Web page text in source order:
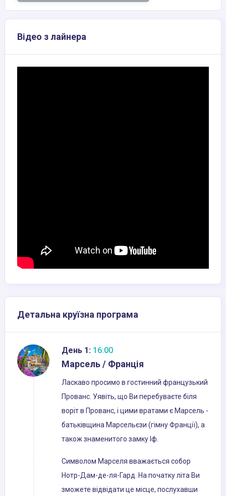
Відео з лайнера
Детальна круїзна програма
День 1: 16:00
Марсель / Франція
Ласкаво просимо в гостинний французький
Прованс. Уявіть, що Ви перебуваєте біля
воріт в Прованс, і цими вратами є Марсель -
батьківщина Марсельєзи (гімну Франції), а
також знаменитого замку Іф.
Символом Марселя вважається собор
Нотр-Дам-де-ля-Гард. На початку літа Ви
зможете відвідати це місце, послухавши